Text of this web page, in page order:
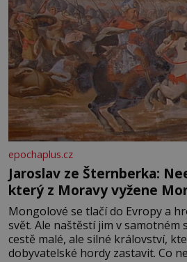
epochaplus.cz
Jaroslav ze Šternberka:
který z Moravy vyžene
Mongolové se tlačí do Evropy a
svět. Ale naštěstí jim v samotném
cestě malé, ale silné království,
dobyvatelské hordy zastavit. Co